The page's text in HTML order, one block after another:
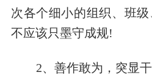
次各个细小的组织、班
不应该只墨守成规!
2、善作敢为，突显